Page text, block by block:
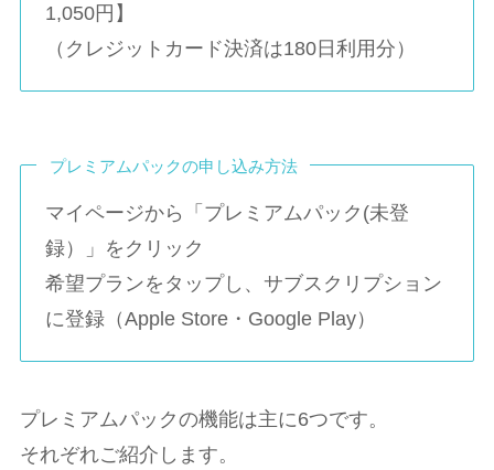
1,050円】
（クレジットカード決済は180日利用分）
プレミアムパックの申し込み方法
マイページから「プレミアムパック(未登
録）」をクリック
希望プランをタップし、サブスクリプション
に登録（Apple Store・Google Play）
プレミアムパックの機能は主に6つです。
それぞれご紹介します。